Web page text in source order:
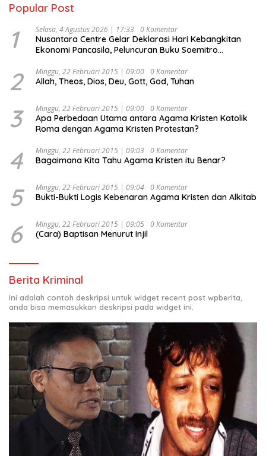
Popular Post
1 Selasa, 4 Agustus 2026 | 17:33 0 Komentar
Nusantara Centre Gelar Deklarasi Hari Kebangkitan
Ekonomi Pancasila, Peluncuran Buku Soemitro
Ekonomi Politik Indonesia) & Simposium Nasional
“Urgensi Undang-Undang Perekonomian Nasional dan
Indonesia Emas 2045”,
2 Minggu, 22 Februari 2015 | 09:00 0 Komentar
Allah, Theos, Dios, Deu, Gott, God, Tuhan
3 Minggu, 22 Februari 2015 | 09:00 0 Komentar
Apa Perbedaan Utama antara Agama Kristen Katolik
Roma dengan Agama Kristen Protestan?
4 Minggu, 22 Februari 2015 | 09:03 0 Komentar
Bagaimana Kita Tahu Agama Kristen itu Benar?
5 Minggu, 22 Februari 2015 | 09:04 0 Komentar
Bukti-Bukti Logis Kebenaran Agama Kristen dan Alkitab
6 Minggu, 22 Februari 2015 | 09:05 0 Komentar
(Cara) Baptisan Menurut Injil
Berita Kriminal
Ini adalah contoh deskripsi untuk widget recent post wpberita,
anda bisa memasukkan deskripsi pada widget ini.